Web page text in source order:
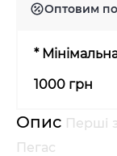
Оптовим
*
1000 грн
Опис Перші
Пегас